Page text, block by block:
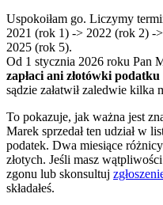
Uspokoiłam go. Liczymy
2021 (rok 1) -> 2022 (rok 2) -
2025 (rok 5).
Od 1 stycznia 2026 roku Pan
zapłaci ani złotówki
sądzie załatwił zaledwie kilka
To pokazuje, jak ważna jest
Marek sprzedał ten udział w
podatek. Dwa miesiące
złotych. Jeśli masz
zgonu lub skonsultuj
składałeś.